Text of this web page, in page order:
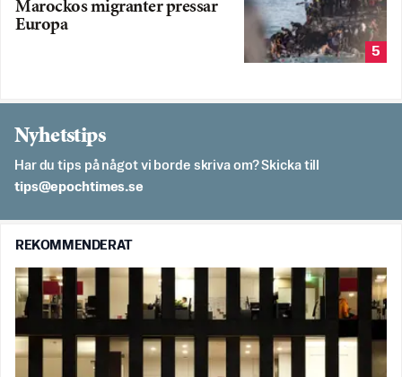
Marockos migranter pressar
Europa
5
Nyhetstips
Har du tips på något vi borde skriva om? Skicka till
es.semithcope@spit
REKOMMENDERAT